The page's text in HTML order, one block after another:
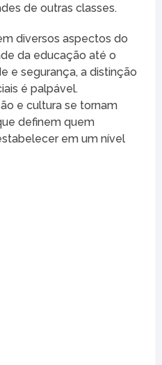
de outras classes.
diversos aspectos do
da educação até o
e segurança, a distinção
é palpável.
e cultura se tornam
definem quem
em um nível